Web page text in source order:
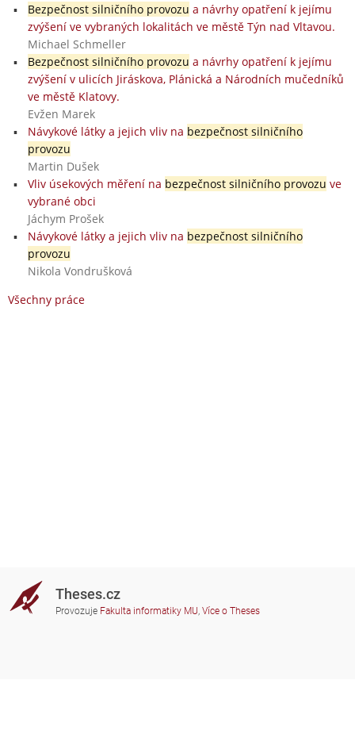
Bezpečnost silničního provozu a návrhy opatření k jejímu
zvýšení ve vybraných lokalitách ve městě Týn nad Vltavou.
Michael Schmeller
Bezpečnost silničního provozu a návrhy opatření k jejímu
zvýšení v ulicích Jiráskova, Plánická a Národních mučedníků
ve městě Klatovy.
Evžen Marek
Návykové látky a jejich vliv na bezpečnost silničního
provozu
Martin Dušek
Vliv úsekových měření na bezpečnost silničního provozu ve
vybrané obci
Jáchym Prošek
Návykové látky a jejich vliv na bezpečnost silničního
provozu
Nikola Vondrušková
Všechny práce
Theses.cz
Provozuje Fakulta informatiky MU, Více o Theses